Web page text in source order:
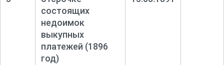
состоящих
недоимок
выкупных
платежей (1896
год)